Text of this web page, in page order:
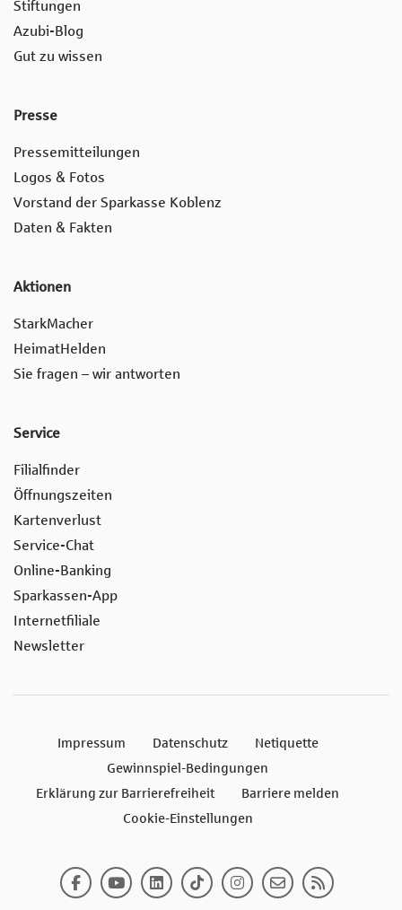
Stiftungen
Azubi-Blog
Gut zu wissen
Presse
Pressemitteilungen
Logos & Fotos
Vorstand der Sparkasse Koblenz
Daten & Fakten
Aktionen
StarkMacher
HeimatHelden
Sie fragen – wir antworten
Service
Filialfinder
Öffnungszeiten
Kartenverlust
Service-Chat
Online-Banking
Sparkassen-App
Internetfiliale
Newsletter
Impressum Datenschutz
Netiquette
Gewinnspiel-Bedingungen
Erklärung zur Barrierefreiheit
Barriere melden
Cookie-Einstellungen